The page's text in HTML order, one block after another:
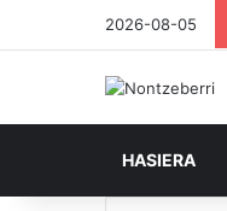
2026-08-05
HASIERA